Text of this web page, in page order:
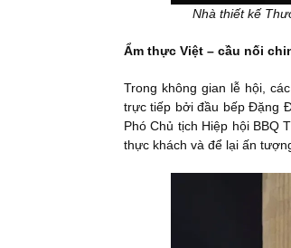
Nhà thiết kế
Ẩm thực Việt – cầu nối
Trong không gian lễ hội,
trực tiếp bởi đầu bếp Đặng
Phó Chủ tịch Hiệp hội BBQ
thực khách và để lại ấn